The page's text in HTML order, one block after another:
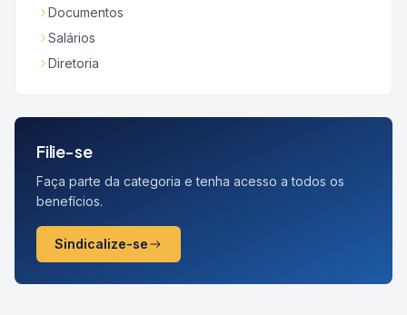
Documentos
Salários
Diretoria
Filie-se
Faça parte da categoria e tenha acesso a todos os
benefícios.
Sindicalize-se